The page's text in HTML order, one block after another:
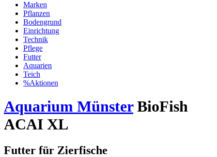
Marken
Pflanzen
Bodengrund
Einrichtung
Technik
Pflege
Futter
Aquarien
Teich
%Aktionen
Aquarium MünsterBioFish
ACAI XL
Futter für Zierfische